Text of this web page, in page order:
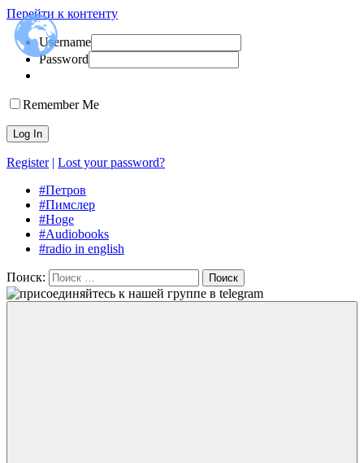
Перейти к контенту
Аудирование
аудиокниги
A
J
Hoge,
Петров
английский
Username
Password
Remember Me
Register | Lost your password?
#Петров
#Пимслер
#Hoge
#Audiobooks
#radio in english
Поиск: Поиск